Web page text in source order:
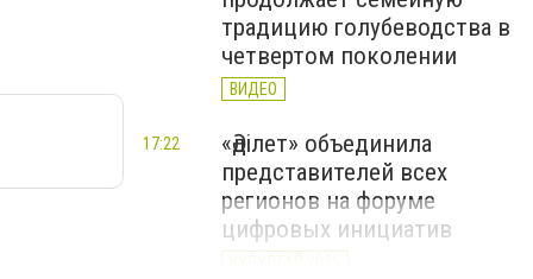
традицию голубеводства в
четвертом поколении
ВИДЕО
«Әділет» объединила
представителей всех
регионов на форуме
цифровых инициатив
17:22